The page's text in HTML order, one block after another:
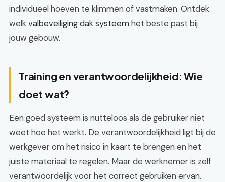
individueel hoeven te klimmen of vastmaken. Ontdek
welkvalbeveiliging dak systeemhet beste past bij
jouw gebouw.
Training en verantwoordelijkheid: Wie
doet wat?
Een goed systeem is nutteloos als de gebruiker niet
weet hoe het werkt. De verantwoordelijkheid ligt bij de
werkgever om het risico in kaart te brengen en het
juiste materiaal te regelen. Maar de werknemer is zelf
verantwoordelijk voor het correct gebruiken ervan.